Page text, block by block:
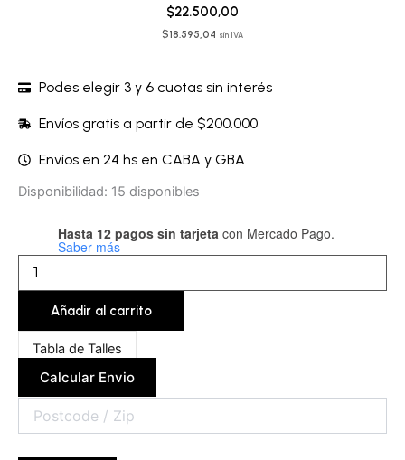
$22.500,00
$18.595,04 sin IVA
Podes elegir 3 y 6 cuotas sin interés
Envíos gratis a partir de $200.000
Envíos en 24 hs en CABA y GBA
Disponibilidad: 15 disponibles
Hasta 12 pagos sin tarjeta con Mercado Pago.
Saber más
Microbikini
POLMIC87A
cantidad
Añadir al carrito
Tabla de Talles
Calcular Envio